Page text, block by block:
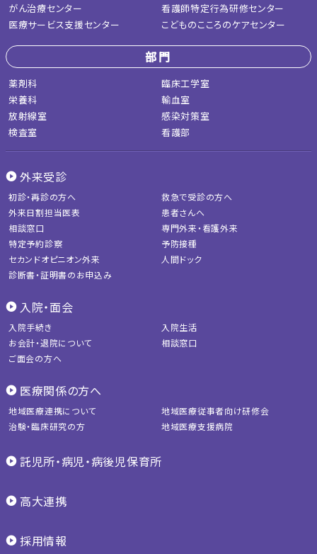
がん治療センター
医療サービス支援センター
看護師特定行為研修センター
こどものこころのケアセンター
部門
薬剤科
栄養科
放射線室
検査室
臨床工学室
輸血室
感染対策室
看護部
外来受診
初診・再診の方へ
救急で受診の方へ
外来日割担当医表
患者さんへ
相談窓口
専門外来・看護外来
特定予約診察
予防接種
セカンドオピニオン外来
人間ドック
診断書・証明書のお申込み
入院・面会
入院手続き
入院生活
お会計・退院について
相談窓口
ご面会の方へ
医療関係の方へ
地域医療連携について
地域医療従事者向け研修会
治験・臨床研究の方
地域医療支援病院
託児所・病児・病後児保育所
高大連携
採用情報